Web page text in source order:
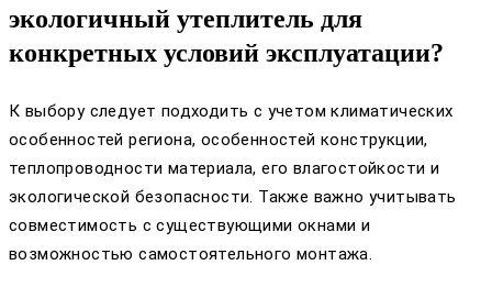
экологичный утеплитель для
конкретных условий эксплуатации?
К выбору следует подходить с учетом климатических
особенностей региона, особенностей конструкции,
теплопроводности материала, его влагостойкости и
экологической безопасности. Также важно учитывать
совместимость с существующими окнами и
возможностью самостоятельного монтажа.